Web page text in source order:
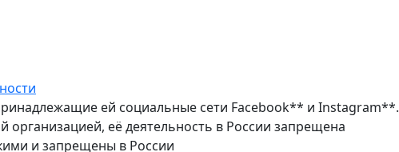
ей социальные сети Facebook** и Instagram**.
организацией, её деятельность в России запрещена
и запрещены в России